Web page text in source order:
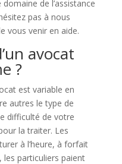
de l’assistance
pas à nous
vous venir en aide.
avocat
?
est variable en
autres le type de
difficulté de votre
la traiter. Les
à l’heure, à forfait
les particuliers paient